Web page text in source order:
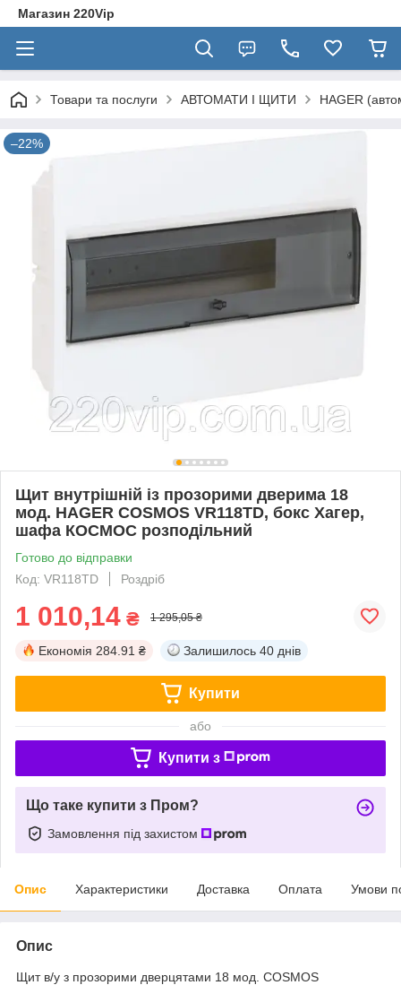
Магазин 220Vip
Товари та послуги АВТОМАТИ І ЩИТИ HAGER
–22%
Щит внутрішній із прозорими дверима 18
мод. HAGER COSMOS VR118TD, бокс Хагер,
шафа КОСМОС розподільний
Готово до відправки
Код: VR118TD
Роздріб
1 010,14 ₴ 1 295,05 ₴
Економія 284.91 ₴ Залишилось 40 днів
Купити
або
Купити з
Що таке купити з Пром?
Замовлення під захистом
Опис Характеристики Доставка Оплата Умови
Опис
Щит в/у з прозорими дверцятами 18 мод. COSMOS